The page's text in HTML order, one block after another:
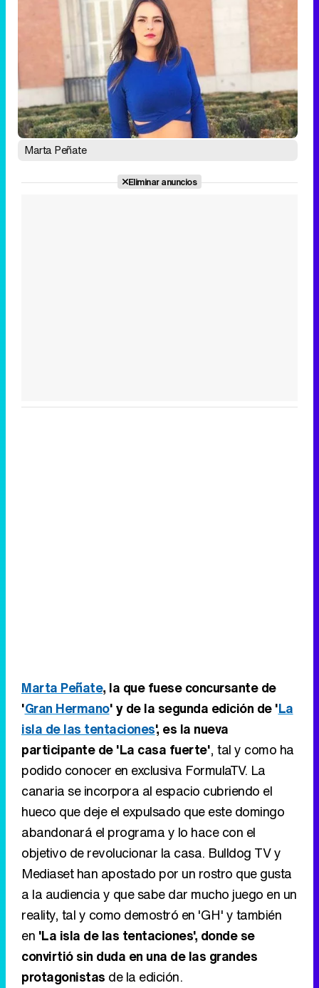
Marta Peñate
Eliminar anuncios
Marta Peñate, la que fuese concursante de
'Gran Hermano' y de la segunda edición de 'La
isla de las tentaciones', es la nueva
participante de 'La casa fuerte', tal y como ha
podido conocer en exclusiva FormulaTV. La
canaria se incorpora al espacio cubriendo el
hueco que deje el expulsado que este domingo
abandonará el programa y lo hace con el
objetivo de revolucionar la casa. Bulldog TV y
Mediaset han apostado por un rostro que gusta
a la audiencia y que sabe dar mucho juego en un
reality, tal y como demostró en 'GH' y también
en 'La isla de las tentaciones', donde se
convirtió sin duda en una de las grandes
protagonistas de la edición.